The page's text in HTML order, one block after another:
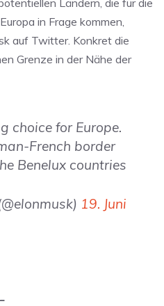
Ländern, die für die
in Frage kommen,
auf Twitter. Konkret die
Grenze in der Nähe der
choice for Europe.
French border
Benelux countries
19. Juni